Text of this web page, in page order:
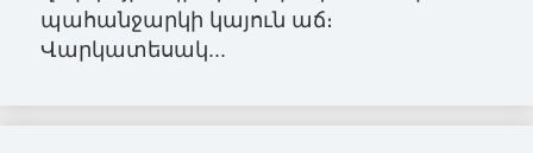
պահանջարկի կայուն աճ։
Վարկատեսակ...